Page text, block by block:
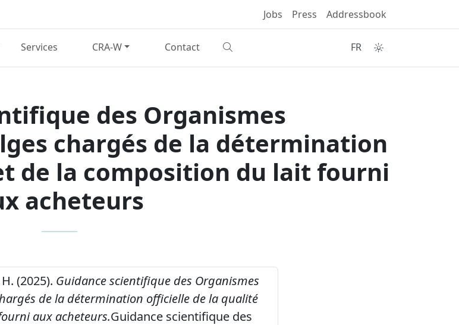
Jobs Press Addressbook
Services CRA-W Contact FR
des Organismes
chargés de la détermination
de la composition du lait fourni
acheteurs
(2025). Guidance scientifique des Organismes
de la détermination officielle de la qualité
aux acheteurs.Guidance scientifique des